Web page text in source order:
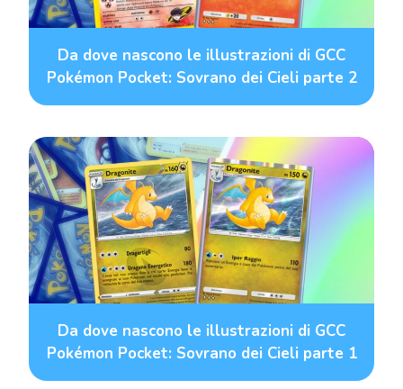
Da dove nascono le illustrazioni di GCC
Pokémon Pocket: Sovrano dei Cieli parte 2
Da dove nascono le illustrazioni di GCC
Pokémon Pocket: Sovrano dei Cieli parte 1